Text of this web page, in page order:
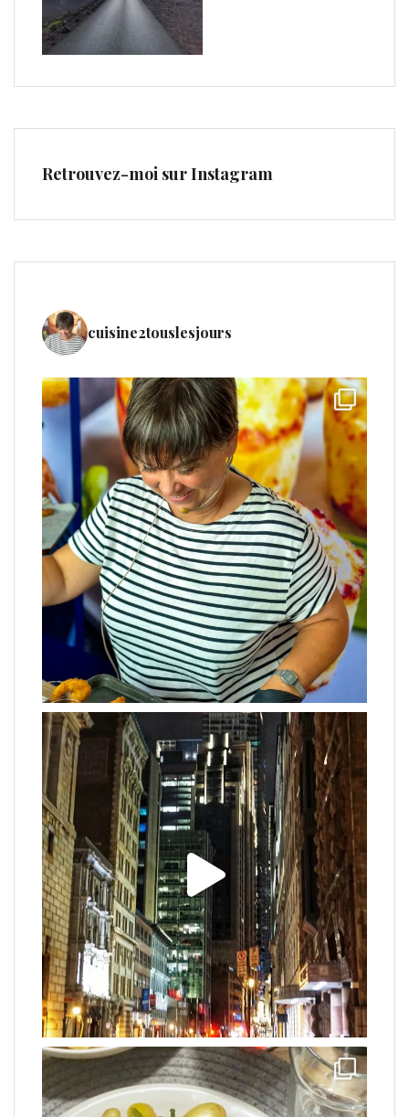
Retrouvez-moi sur Instagram
cuisine2touslesjours